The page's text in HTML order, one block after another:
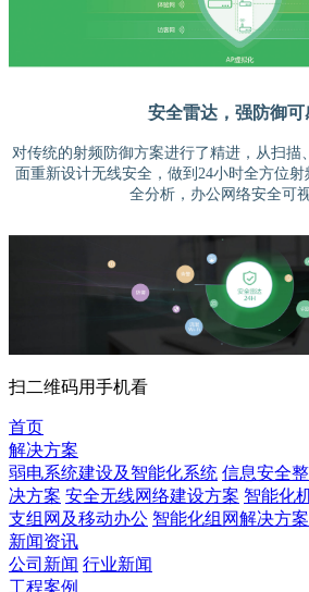
安全雷达，强防御可
对传统的射频防御方案进行了精进，从扫描
面重新设计无线安全，做到24小时全方位
全分析，办公网络安全可
扫二维码用手机看
首页
解决方案
弱电系统建设及智能化系统 信息安全
决方案 安全无线网络建设方案 智能化
支组网及移动办公 智能化组网解决方案
新闻资讯
公司新闻 行业新闻
工程案例